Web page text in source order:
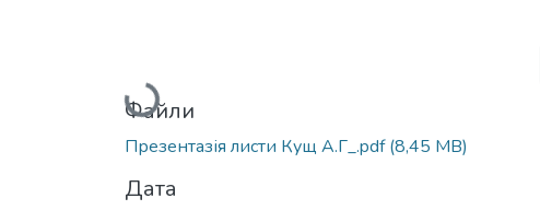
Вантажиться...
Файли
Презентазія листи Кущ А.Г_.pdf(8,45 MB)
Дата